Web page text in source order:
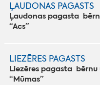
ĻAUDONAS PAGASTS
Ļaudonas pagasta
“Acs”
LIEZĒRES PAGASTS
Liezēres pagasta
“Mūmas”